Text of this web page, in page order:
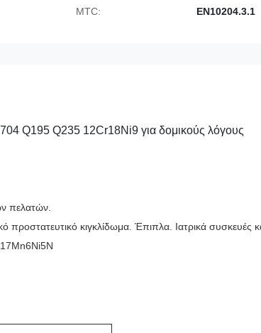
MTC: EN10204.3.1
Q195 Q235 12Cr18Ni9 για δομικούς λόγους
πελατών.
προστατευτικό κιγκλίδωμα. Έπιπλα. Ιατρικά συσκευές